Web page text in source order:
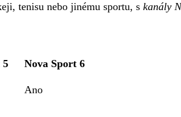
tenisu nebo jinému sportu, s kanály
5 Nova Sport 6
Ano